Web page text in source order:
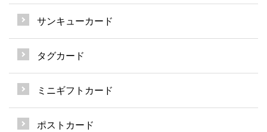
サンキューカード
タグカード
ミニギフトカード
ポストカード